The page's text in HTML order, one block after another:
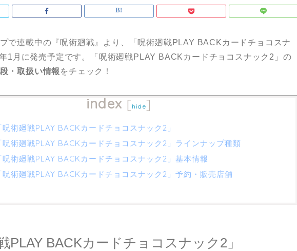
で連載中の『呪術廻戦』より、「呪術廻戦PLAY BACKカードチョコスナ
1月に発売予定です。「呪術廻戦PLAY BACKカードチョコスナック2」の
・取扱い情報 をチェック！
index [ hide]
呪術廻戦PLAY BACKカードチョコスナック2」
呪術廻戦PLAY BACKカードチョコスナック2」ラインナップ種類
呪術廻戦PLAY BACKカードチョコスナック2」基本情報
呪術廻戦PLAY BACKカードチョコスナック2」予約・販売店舗
PLAY BACKカードチョコスナック2」